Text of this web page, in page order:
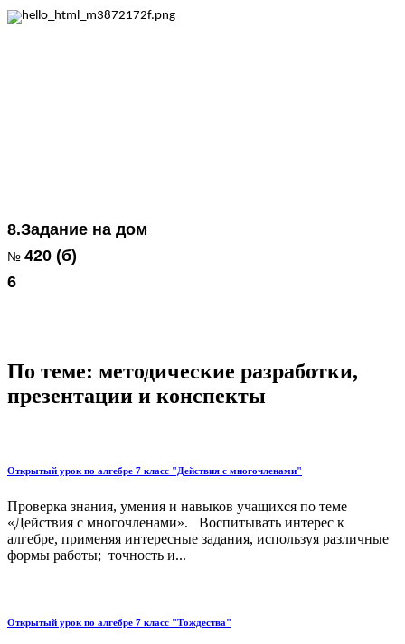
8.Задание на дом
№ 420 (б)
6
По теме: методические разработки,
презентации и конспекты
Открытый урок по алгебре 7 класс "Действия с многочленами"
Проверка знания, умения и навыков учащихся по теме
«Действия с многочленами». Воспитывать интерес к
алгебре, применяя интересные задания, используя различные
формы работы; точность и...
Открытый урок по алгебре 7 класс "Тождества"